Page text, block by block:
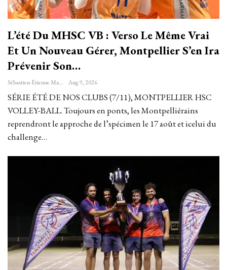
L’été Du MHSC VB : Verso Le Même Vrai
Et Un Nouveau Gérer, Montpellier S’en Ira
Prévenir Son…
Sébastien-Étienne Marechal Aug 9, 2026
SÉRIE ÉTÉ DE NOS CLUBS (7/11), MONTPELLIER HSC
VOLLEY-BALL. Toujours en ponts, les Montpelliérains
reprendront le approche de l’spécimen le 17 août et icelui du
challenge…